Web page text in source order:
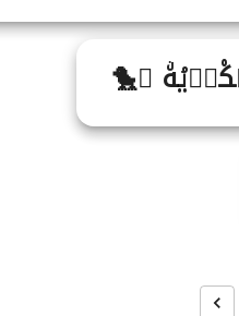
♜🐤